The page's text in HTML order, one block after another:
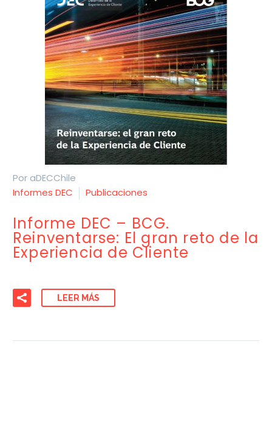
Por aDECChile
Informes DEC
Publicaciones
Informe DEC – BCG.
Reinventarse: El gran reto de la
Experiencia de Cliente
LEER MÁS